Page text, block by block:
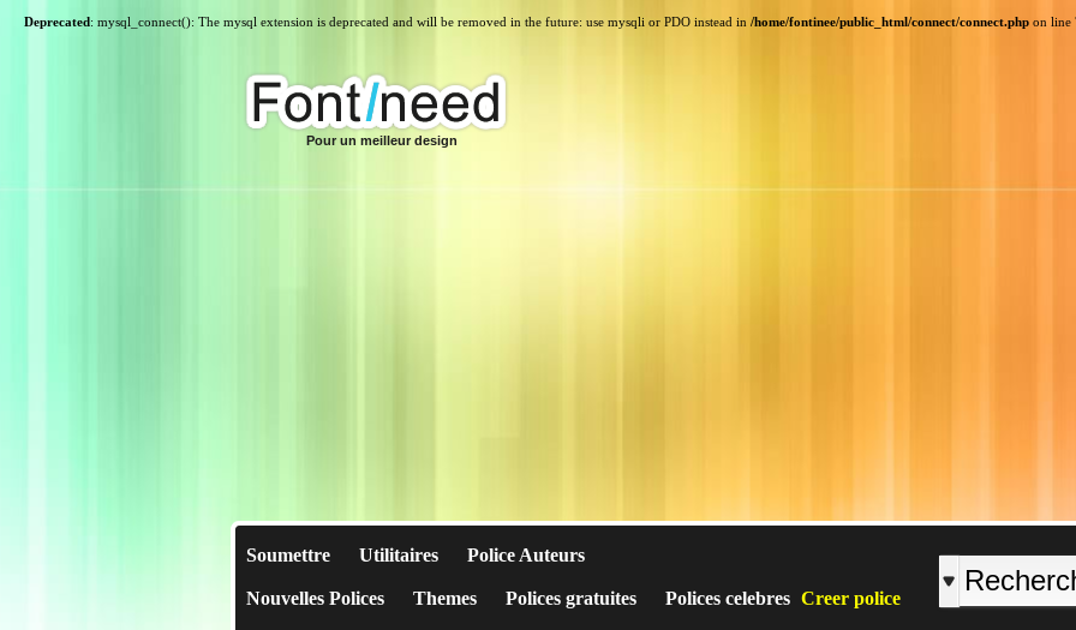
Deprecated: mysql_connect(): The mysql extension is deprecated and will be removed in the future: use mysqli or PDO instead in /home/fontinee/public_html/connect/connect.php on line
Pour un meilleur design
Soumettre Utilitaires Police Auteurs
Nouvelles Polices Themes Polices gratuites Polices celebres Creer police